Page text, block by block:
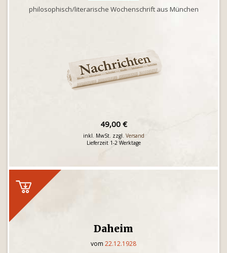
philosophisch/literarische Wochenschrift aus München
49,00 €
inkl. MwSt. zzgl. Versand
Lieferzeit 1-2 Werktage
Daheim
vom 22.12.1928